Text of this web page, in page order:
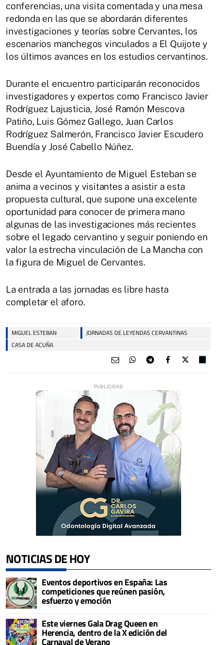
conferencias, una visita comentada y una mesa
redonda en las que se abordarán diferentes
investigaciones y teorías sobre Cervantes, los
escenarios manchegos vinculados a El Quijote y
los últimos avances en los estudios cervantinos.
Durante el encuentro participarán reconocidos
investigadores y expertos como Francisco Javier
Rodríguez Lajusticia, José Ramón Mescova
Patiño, Luis Gómez Gallego, Juan Carlos
Rodríguez Salmerón, Francisco Javier Escudero
Buendía y José Cabello Núñez.
Desde el Ayuntamiento de Miguel Esteban se
anima a vecinos y visitantes a asistir a esta
propuesta cultural, que supone una excelente
oportunidad para conocer de primera mano
algunas de las investigaciones más recientes
sobre el legado cervantino y seguir poniendo en
valor la estrecha vinculación de La Mancha con
la figura de Miguel de Cervantes.
La entrada a las jornadas es libre hasta
completar el aforo.
MIGUEL ESTEBAN
JORNADAS DE LEYENDAS CERVANTINAS
CASA DE ACUÑA
NOTICIAS DE HOY
Eventos deportivos en España: Las
competiciones que reúnen pasión,
esfuerzo y emoción
Este viernes Gala Drag Queen en
Herencia, dentro de la X edición del
Carnaval de Verano